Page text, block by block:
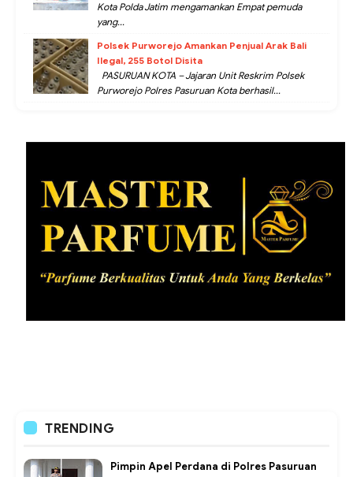
Kota Polda Jatim mengamankan Empat pemuda
yang...
Polsek Purworejo Amankan Penjual Arak Bali
Ilegal, 255 Botol Disita
PASURUAN KOTA – Jajaran Unit Reskrim Polsek
Purworejo Polres Pasuruan Kota berhasil...
TRENDING
Pimpin Apel Perdana di Polres Pasuruan